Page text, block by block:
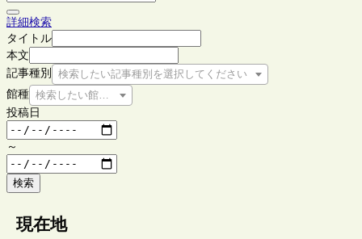
詳細検索
タイトル
本文
記事種別
検索したい記事種別を選択してください
館種 検索したい館種を選択してください
投稿日
～
検索
現在地